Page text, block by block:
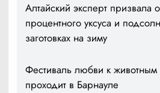
Алтайский эксперт призвала
процентного уксуса и
заготовках на зиму
Фестиваль любви к животным
проходит в Барнауле